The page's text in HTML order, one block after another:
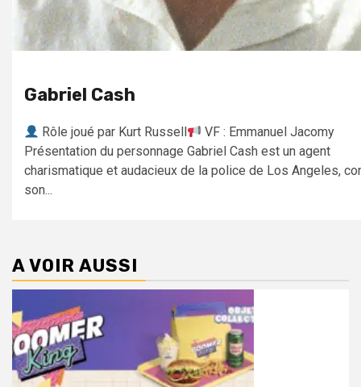
Gabriel Cash
Rôle joué par Kurt Russell
VF : Emmanuel Jacomy
Présentation du personnage Gabriel Cash est un agent
charismatique et audacieux de la police de Los Angeles,
son...
A VOIR AUSSI